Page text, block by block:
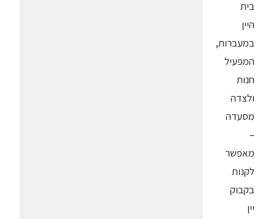
בית
היין
במעברות,
המפעיל
חנות
ולצדה
מסעדה
–
מאפשר
לקנות
בקבוק
יין